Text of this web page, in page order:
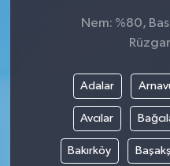
Nem: %80,
Adalar
Avcılar
Bakırköy